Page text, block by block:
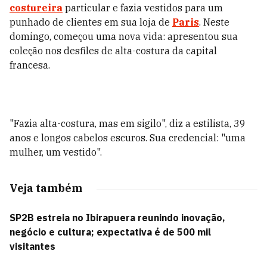
costureira particular e fazia vestidos para um
punhado de clientes em sua loja de Paris. Neste
domingo, começou uma nova vida: apresentou sua
coleção nos desfiles de alta-costura da capital
francesa.
"Fazia alta-costura, mas em sigilo", diz a estilista, 39
anos e longos cabelos escuros. Sua credencial: "uma
mulher, um vestido".
Veja também
SP2B estreia no Ibirapuera reunindo inovação,
negócio e cultura; expectativa é de 500 mil
visitantes